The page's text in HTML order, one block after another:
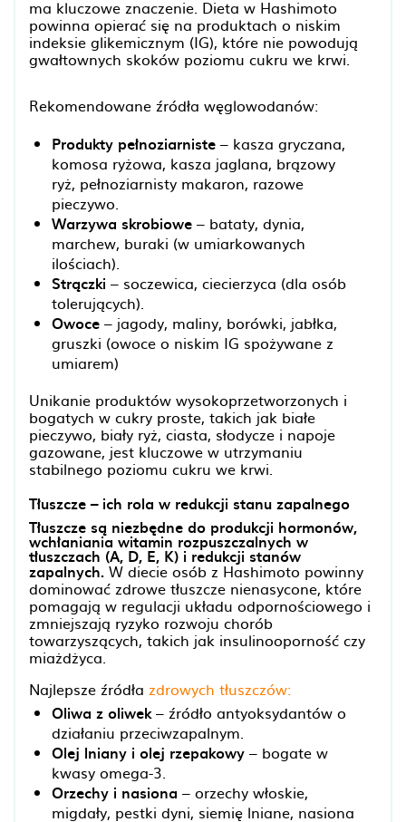
ma kluczowe znaczenie. Dieta w Hashimoto
powinna opierać się na produktach o niskim
indeksie glikemicznym (IG), które nie powodują
gwałtownych skoków poziomu cukru we krwi.
Rekomendowane źródła węglowodanów:
Produkty pełnoziarniste – kasza gryczana,
komosa ryżowa, kasza jaglana, brązowy
ryż, pełnoziarnisty makaron, razowe
pieczywo.
Warzywa skrobiowe – bataty, dynia,
marchew, buraki (w umiarkowanych
ilościach).
Strączki – soczewica, ciecierzyca (dla osób
tolerujących).
Owoce – jagody, maliny, borówki, jabłka,
gruszki (owoce o niskim IG spożywane z
umiarem)
Unikanie produktów wysokoprzetworzonych i
bogatych w cukry proste, takich jak białe
pieczywo, biały ryż, ciasta, słodycze i napoje
gazowane, jest kluczowe w utrzymaniu
stabilnego poziomu cukru we krwi.
Tłuszcze – ich rola w redukcji stanu zapalnego
Tłuszcze są niezbędne do produkcji hormonów,
wchłaniania witamin rozpuszczalnych w
tłuszczach (A, D, E, K) i redukcji stanów
zapalnych.W diecie osób z Hashimoto powinny
dominować zdrowe tłuszcze nienasycone, które
pomagają w regulacji układu odpornościowego i
zmniejszają ryzyko rozwoju chorób
towarzyszących, takich jak insulinooporność czy
miażdżyca.
Najlepsze źródła zdrowych tłuszczów:
Oliwa z oliwek– źródło antyoksydantów o
działaniu przeciwzapalnym.
Olej lniany i olej rzepakowy – bogate w
kwasy omega-3.
Orzechy i nasiona – orzechy włoskie,
migdały, pestki dyni, siemię lniane, nasiona